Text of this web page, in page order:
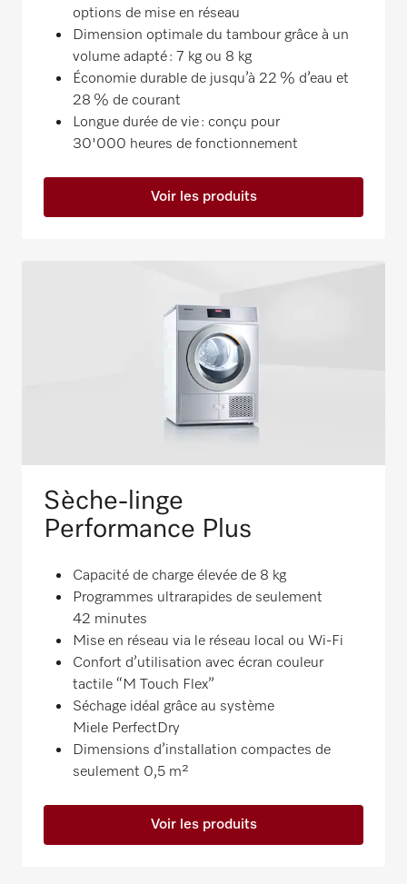
options de mise en réseau
Dimension optimale du tambour grâce à un
volume adapté : 7 kg ou 8 kg
Économie durable de jusqu’à 22 % d’eau et
28 % de courant
Longue durée de vie : conçu pour
30'000 heures de fonctionnement
Voir les produits
Sèche-linge
Performance Plus
Capacité de charge élevée de 8 kg
Programmes ultrarapides de seulement
42 minutes
Mise en réseau via le réseau local ou Wi-Fi
Confort d’utilisation avec écran couleur
tactile “M Touch Flex”
Séchage idéal grâce au système
Miele PerfectDry
Dimensions d’installation compactes de
seulement 0,5 m²
Voir les produits